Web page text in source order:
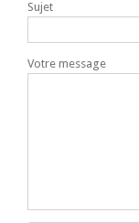
Sujet
Votre message